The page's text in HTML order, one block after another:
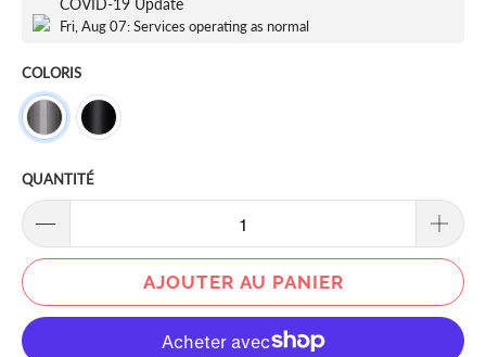
COVID-19 Update
Fri, Aug 07: Services operating as normal
COLORIS
QUANTITÉ
AJOUTER AU PANIER